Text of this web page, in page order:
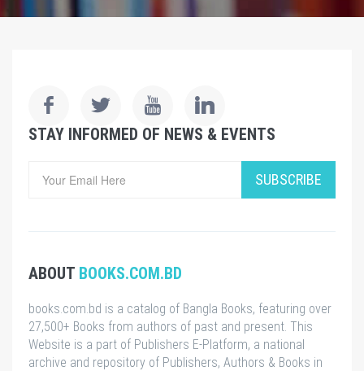
STAY INFORMED OF NEWS & EVENTS
SUBSCRIBE
ABOUT BOOKS.COM.BD
books.com.bd is a catalog of Bangla Books, featuring over
27,500+ Books from authors of past and present. This
Website is a part of Publishers E-Platform, a national
archive and repository of Publishers, Authors & Books in